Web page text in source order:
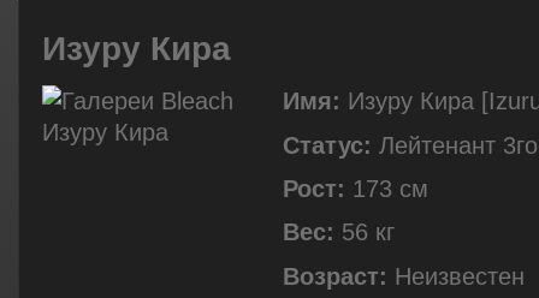
Изуру Кира
Имя: Изуру Кира
Статус: Лейтенант
Рост: 173 см
Вес: 56 кг
Возраст: Неизвестен